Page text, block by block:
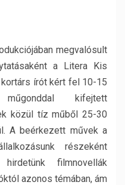
megvalósult
a Litera Kis
írót kért fel 10-15
kifejtett
közül tíz műből 25-30
A beérkezett művek a
részeként
filmnovellák
azonos témában, ám